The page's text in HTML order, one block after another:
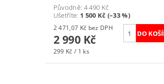
Původně: 4 490 Kč
Ušetříte: 1 500 Kč (–33 %)
2 471,07 Kč bez DPH
2 990 Kč
299 Kč / 1 ks